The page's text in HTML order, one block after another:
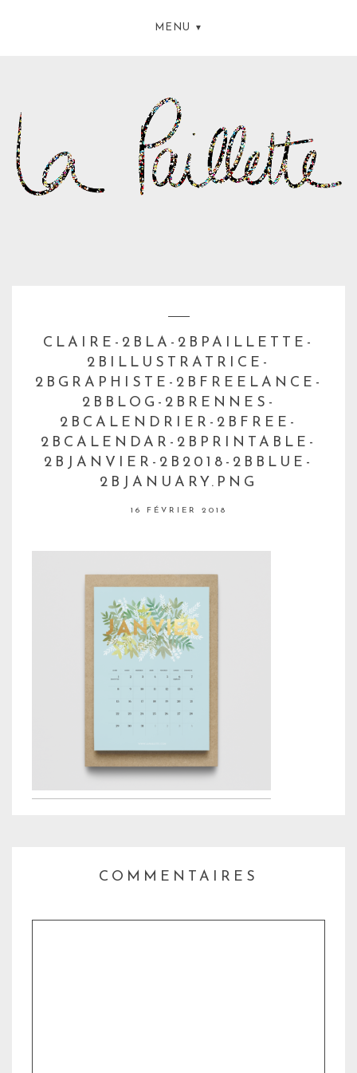
MENU
CLAIRE-2BLA-2BPAILLETTE-
2BILLUSTRATRICE-
2BGRAPHISTE-2BFREELANCE-
2BBLOG-2BRENNES-
2BCALENDRIER-2BFREE-
2BCALENDAR-2BPRINTABLE-
2BJANVIER-2B2018-2BBLUE-
2BJANUARY.PNG
16 FÉVRIER 2018
COMMENTAIRES